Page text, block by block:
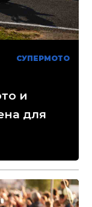
СУПЕРМОТО
и
для